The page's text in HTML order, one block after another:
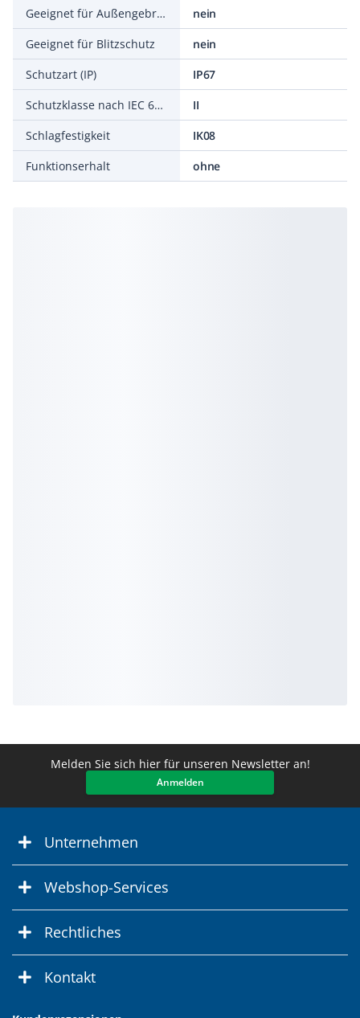
Geeignet für Außengebrauch
nein
Geeignet für Blitzschutz
nein
Schutzart (IP)
IP67
Schutzklasse nach IEC 61140
II
Schlagfestigkeit
IK08
Funktionserhalt
ohne
Melden Sie sich hier für unseren Newsletter an!
Anmelden
Unternehmen
Webshop-Services
Rechtliches
Kontakt